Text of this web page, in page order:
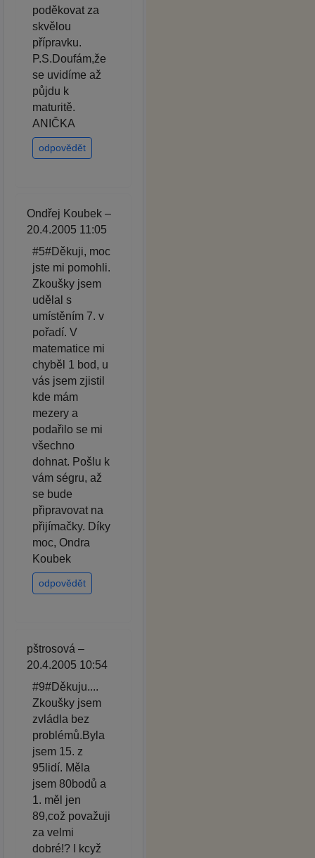
poděkovat za
skvělou
přípravku.
P.S.Doufám,že
se uvidíme až
půjdu k
maturitě.
ANIČKA
odpovědět
Ondřej Koubek –
20.4.2005 11:05
#5#Děkuji, moc
jste mi pomohli.
Zkoušky jsem
udělal s
umístěním 7. v
pořadí. V
matematice mi
chyběl 1 bod, u
vás jsem zjistil
kde mám
mezery a
podařilo se mi
všechno
dohnat. Pošlu k
vám ségru, až
se bude
připravovat na
přijímačky. Díky
moc, Ondra
Koubek
odpovědět
pštrosová –
20.4.2005 10:54
#9#Děkuju....
Zkoušky jsem
zvládla bez
problémů.Byla
jsem 15. z
95lidí. Měla
jsem 80bodů a
1. měl jen
89,což považuji
za velmi
dobré!? I kcyž